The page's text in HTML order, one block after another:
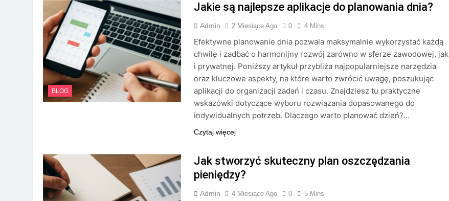
BLOG
Jakie są najlepsze aplikacje do planowania dnia?
Admin 2 Miesiące Ago 0 4 Mins
Efektywne planowanie dnia pozwala maksymalnie wykorzystać każdą
chwilę i zadbać o harmonijny rozwój zarówno w sferze zawodowej, jak
i prywatnej. Poniższy artykuł przybliża najpopularniejsze narzędzia
oraz kluczowe aspekty, na które warto zwrócić uwagę, poszukując
aplikacji do organizacji zadań i czasu. Znajdziesz tu praktyczne
wskazówki dotyczące wyboru rozwiązania dopasowanego do
indywidualnych potrzeb. Dlaczego warto planować dzień?…
Czytaj więcej
Jak stworzyć skuteczny plan oszczędzania
pieniędzy?
Admin 4 Miesiące Ago 0 5 Mins